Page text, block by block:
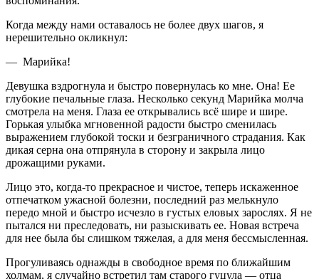
Когда между нами оставалось не более двух шагов, я
нерешительно окликнул:
— Марийка!
Девушка вздрогнула и быстро повернулась ко мне. Она! Ее
глубокие печальные глаза. Несколько секунд Марийка молча
смотрела на меня. Глаза ее открывались всё шире и шире.
Горькая улыбка мгновенной радости быстро сменилась
выражением глубокой тоски и безграничного страдания. Как
дикая серна она отпрянула в сторону и закрыла лицо
дрожащими руками.
Лицо это, когда-то прекрасное и чистое, теперь искаженное
отпечатком ужасной болезни, последний раз мелькнуло
передо мной и быстро исчезло в густых еловых зарослях. Я не
пытался ни преследовать, ни разыскивать ее. Новая встреча
для нее была бы слишком тяжелая, а для меня бессмысленная.
Прогуливаясь однажды в свободное время по ближайшим
холмам, я случайно встретил там старого гуцула — отца